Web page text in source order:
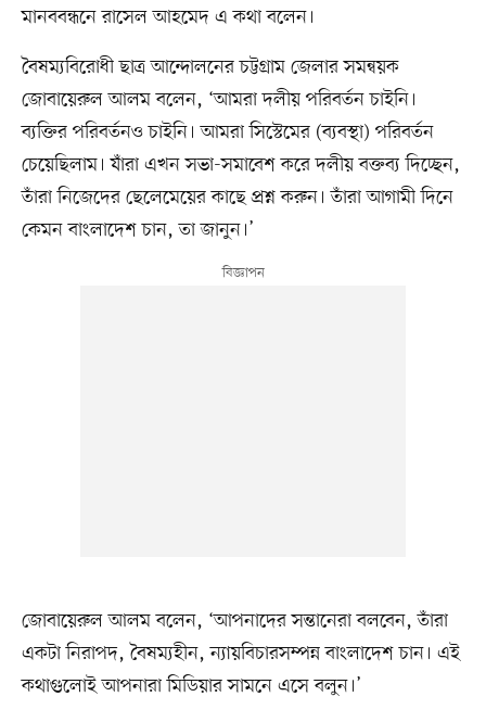
মানববন্ধনে রাসেল আহমেদ এ কথা বলেন।
বৈষম্যবিরোধী ছাত্র আন্দোলনের চট্টগ্রাম জেলার সমন্বয়ক
জোবায়েরুল আলম বলেন, ‘আমরা দলীয় পরিবর্তন চাইনি।
ব্যক্তির পরিবর্তনও চাইনি। আমরা সিস্টেমের (ব্যবস্থা) পরিবর্তন
চেয়েছিলাম। যাঁরা এখন সভা-সমাবেশ করে দলীয় বক্তব্য দিচ্ছেন,
তাঁরা নিজেদের ছেলেমেয়ের কাছে প্রশ্ন করুন। তাঁরা আগামী দিনে
কেমন বাংলাদেশ চান, তা জানুন।’
জোবায়েরুল আলম বলেন, ‘আপনাদের সন্তানেরা বলবেন, তাঁরা
একটা নিরাপদ, বৈষম্যহীন, ন্যায়বিচারসম্পন্ন বাংলাদেশ চান। এই
কথাগুলোই আপনারা মিডিয়ার সামনে এসে বলুন।’